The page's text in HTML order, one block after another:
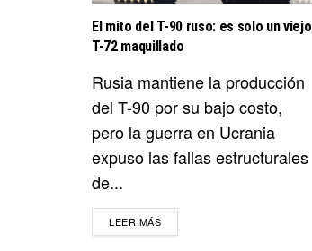
El mito del T-90 ruso: es solo un viejo
T-72 maquillado
Rusia mantiene la producción
del T-90 por su bajo costo,
pero la guerra en Ucrania
expuso las fallas estructurales
de...
LEER MÁSDETAILS